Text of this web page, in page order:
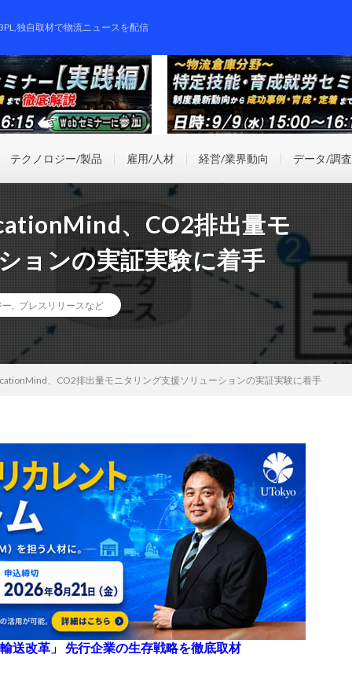
独自取材で物流ニュースを配信
テクノロジー/製品 雇用/人材 経営/業界動向 データ/調査
、CO2排出量モ
ョンの実証実験に着手
ー プレスリリースなど
、CO2排出量モニタリング支援ソリューションの実証実験に着手
送改革」 先行企業の生存戦略を徹底取材